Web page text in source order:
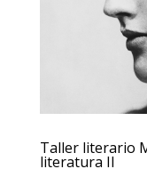
Taller literario
literatura II